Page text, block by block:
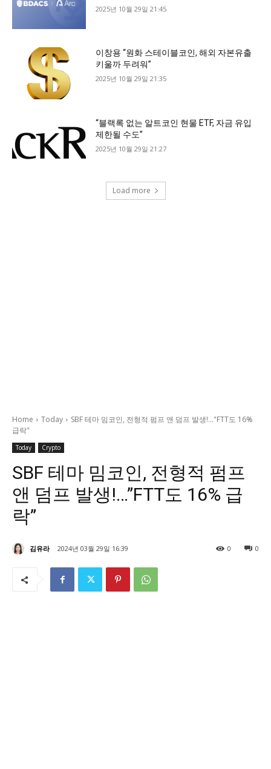
2025년 10월 29일 21:45
이창용 “원화 스테이블코인, 해외 자본유출
키울까 두려워”
2025년 10월 29일 21:35
“블랙록 없는 알트코인 현물 ETF, 자금 유입
제한될 수도”
2025년 10월 29일 21:27
Load more